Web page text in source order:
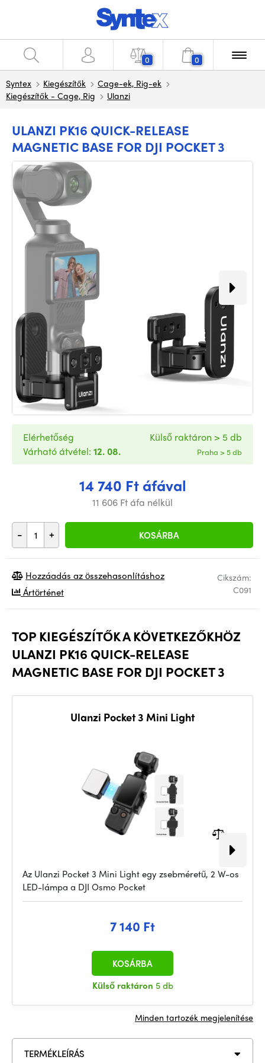
0 0
Syntex Kiegészítők
Cage-ek, Rig-ek
Kiegészítők - Cage, Rig
Ulanzi
ULANZI PK16 QUICK-RELEASE
MAGNETIC BASE FOR DJI POCKET 3
14 740 Ft áfával
11 606 Ft áfa nélkül
- + KOSÁRBA
Elérhetőség
Várható átvétel: 12. 08.
Külső raktáron > 5 db
Praha > 5 db
Cikszám:
C091
Hozzáadás az összehasonlításhoz
Ártörténet
TOP KIEGÉSZÍTŐK A KÖVETKEZŐKHÖZ
ULANZI PK16 QUICK-RELEASE
MAGNETIC BASE FOR DJI POCKET 3
Ulanzi Pocket 3 Mini Light
Az Ulanzi Pocket 3 Mini Light egy zsebméretű, 2 W-os
LED-lámpa a DJI Osmo Pocket
7 140 Ft
Külső raktáron 5 db
KOSÁRBA
Minden tartozék megjelenítése
TERMÉKLEÍRÁS